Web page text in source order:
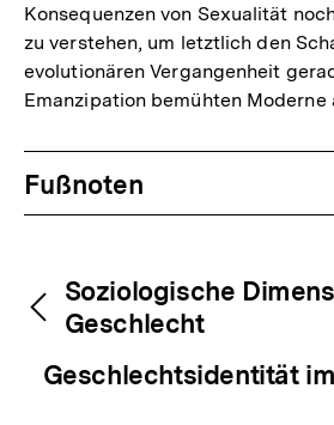
Konsequenzen von Sexualität
zu verstehen, um letztlich den
evolutionären Vergangenheit
Emanzipation bemühten Moderne
Fussnoten
Fußnoten
Inhaltsnavigation
Soziologische
Geschlecht
Geschlechtsidentität